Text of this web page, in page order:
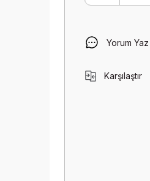
Yorum Yaz
Karşılaştır